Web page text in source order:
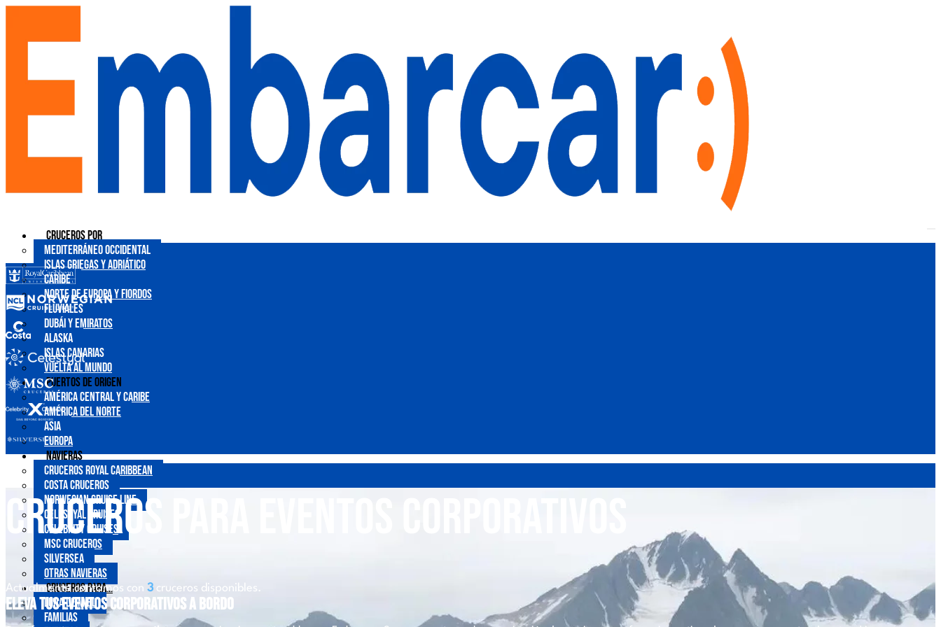
Cruceros por
Mediterráneo Occidental
Islas Griegas y Adriático
Caribe
Norte de Europa y Fiordos
Fluviales
Dubái y Emiratos
Alaska
Islas Canarias
Vuelta al mundo
Puertos de origen
América central y Caribe
América del Norte
Asia
Europa
Navieras
Cruceros Royal Caribbean
Costa Cruceros
Norwegian Cruise Line
Celestyal Cruises
Celebrity Cruises
MSC Cruceros
Silversea
Otras Navieras
Cruceros para…
Luna de Miel
Familias
Cruceros para Eventos Corporativos
Actualmente contamos con 3 cruceros disponibles.
Eleva tus Eventos Corporativos a Bordo